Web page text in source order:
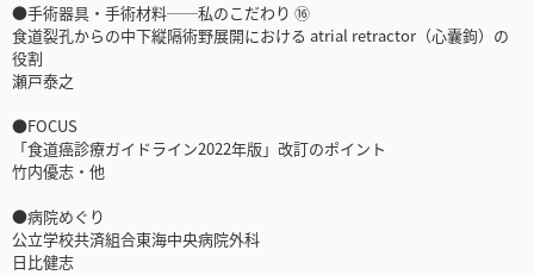
●手術器具・手術材料──私のこだわり ⑯
食道裂孔からの中下縦隔術野展開における atrial retractor（心囊鉤）の
役割
瀬戸泰之
●FOCUS
「食道癌診療ガイドライン2022年版」改訂のポイント
竹内優志・他
●病院めぐり
公立学校共済組合東海中央病院外科
日比健志